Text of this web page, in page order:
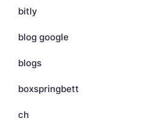
bitly
blog google
blogs
boxspringbett
ch